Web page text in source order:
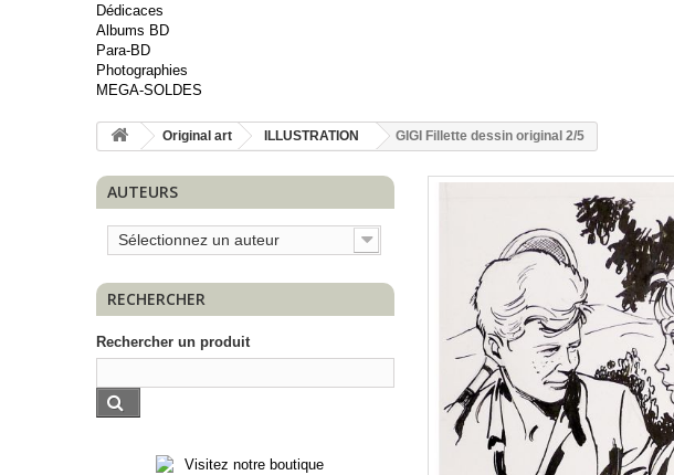
Dédicaces
Albums BD
Para-BD
Photographies
MEGA-SOLDES
Original art ILLUSTRATION GIGI Fillette dessin original 2/5
AUTEURS
Sélectionnez un auteur
RECHERCHER
Rechercher un produit